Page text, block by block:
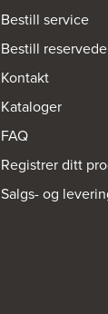
Bestill service
Bestill
Kontakt
Kataloger
FAQ
Registrer ditt
Salgs- og